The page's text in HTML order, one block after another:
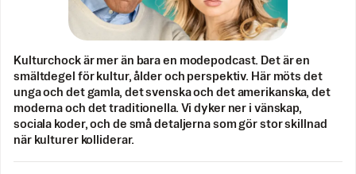
Kulturchock är mer än bara en modepodcast. Det är en
smältdegel för kultur, ålder och perspektiv. Här möts det
unga och det gamla, det svenska och det amerikanska, det
moderna och det traditionella. Vi dyker ner i vänskap,
sociala koder, och de små detaljerna som gör stor skillnad
när kulturer kolliderar.